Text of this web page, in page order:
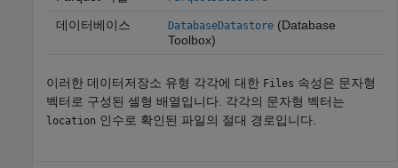
데이터베이스 DatabaseDatastore(Database
Toolbox)
이러한 데이터저장소 유형 각각에 대한 Files 속성은 문자형
벡터로 구성된 셀형 배열입니다. 각각의 문자형 벡터는
location 인수로 확인된 파일의 절대 경로입니다.